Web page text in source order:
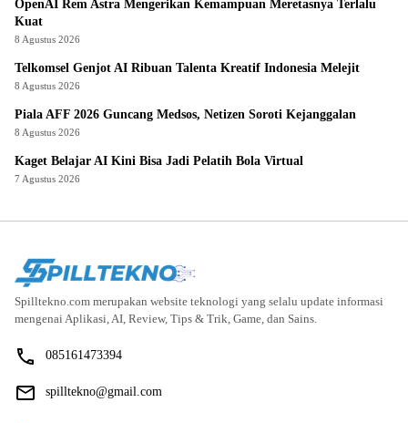
OpenAI Rem Astra Mengerikan Kemampuan Meretasnya Terlalu
Kuat
8 Agustus 2026
Telkomsel Genjot AI Ribuan Talenta Kreatif Indonesia Melejit
8 Agustus 2026
Piala AFF 2026 Guncang Medsos, Netizen Soroti Kejanggalan
8 Agustus 2026
Kaget Belajar AI Kini Bisa Jadi Pelatih Bola Virtual
7 Agustus 2026
Spilltekno.com merupakan website teknologi yang selalu update informasi
mengenai Aplikasi, AI, Review, Tips & Trik, Game, dan Sains.
085161473394
spilltekno@gmail.com